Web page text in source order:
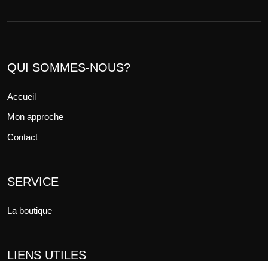
QUI SOMMES-NOUS?
Accueil
Mon approche
Contact
SERVICE
La boutique
LIENS UTILES